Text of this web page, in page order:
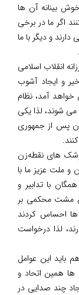
بینانه آن ها
اگر ما در برخی
و دیگر با ما
انقلاب اسلامی
و ایجاد آشوب
آمد، نظام
شوند، لذا یکی
پس از جمهوری
موشک های نقطه‌زن
ملت عزیز ما با
با تدابیر و
مشت محکمی بر
ها احساس کردند
لذا درخواست
باید این عوامل
همین اتحاد و
چند صدایی در